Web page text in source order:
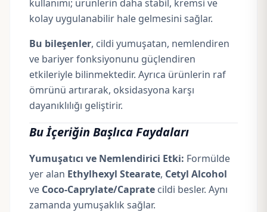
kullanımı; ürünlerin daha stabil, kremsi ve
kolay uygulanabilir hale gelmesini sağlar.
Bu bileşenler, cildi yumuşatan, nemlendiren
ve bariyer fonksiyonunu güçlendiren
etkileriyle bilinmektedir. Ayrıca ürünlerin raf
ömrünü artırarak, oksidasyona karşı
dayanıklılığı geliştirir.
Bu İçeriğin Başlıca Faydaları
Yumuşatıcı ve Nemlendirici Etki: Formülde
yer alan Ethylhexyl Stearate, Cetyl Alcohol
ve Coco-Caprylate/Caprate cildi besler. Aynı
zamanda yumuşaklık sağlar.